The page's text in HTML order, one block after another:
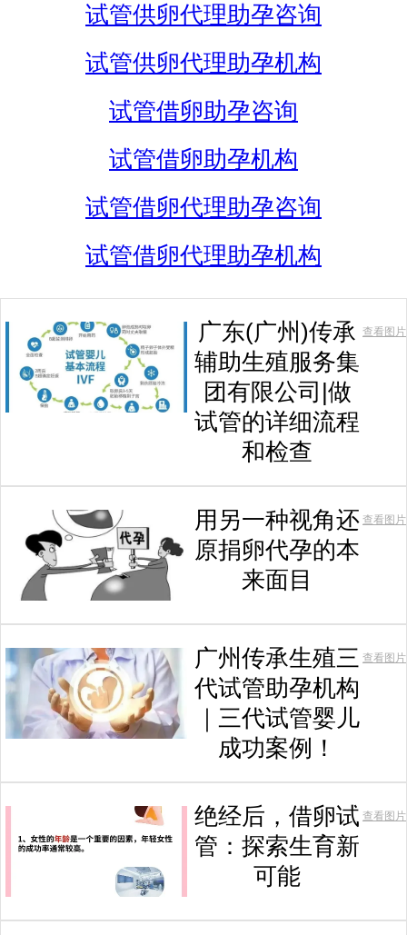
试管供卵代理助孕咨询
试管供卵代理助孕机构
试管借卵助孕咨询
试管借卵助孕机构
试管借卵代理助孕咨询
试管借卵代理助孕机构
广东(广州)传承
辅助生殖服务集
团有限公司|做
试管的详细流程
和检查
查看图片
用另一种视角还
原捐卵代孕的本
来面目
查看图片
广州传承生殖三
代试管助孕机构
｜三代试管婴儿
成功案例！
查看图片
绝经后，借卵试
管：探索生育新
可能
查看图片